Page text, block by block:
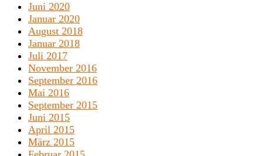
Juni 2020
Januar 2020
August 2018
Januar 2018
Juli 2017
November 2016
September 2016
Mai 2016
September 2015
Juni 2015
April 2015
März 2015